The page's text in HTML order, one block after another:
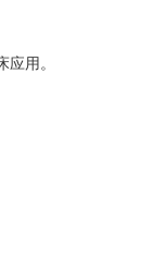
用。